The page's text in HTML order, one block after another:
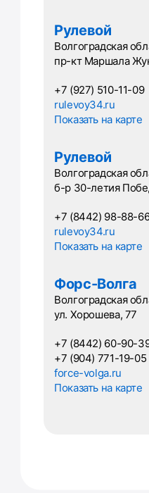
Рулевой
Волгоградская
пр-кт Маршала
+7 (927) 510-11-09
rulevoy34.ru
Показать на карте
Рулевой
Волгоградская
б-р 30-летия
+7 (8442) 98-88-
rulevoy34.ru
Показать на карте
Форс-Волга
Волгоградская
ул. Хорошева, 77
+7 (8442) 60-90-
+7 (904) 771-19-05
force-volga.ru
Показать на карте